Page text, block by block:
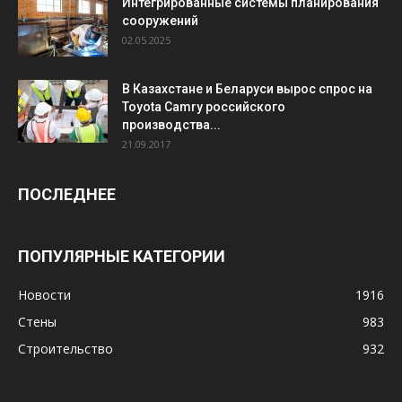
Интегрированные системы планирования
сооружений
02.05.2025
В Казахстане и Беларуси вырос спрос на
Toyota Camry российского
производства...
21.09.2017
ПОСЛЕДНЕЕ
ПОПУЛЯРНЫЕ КАТЕГОРИИ
Новости
1916
Стены
983
Строительство
932